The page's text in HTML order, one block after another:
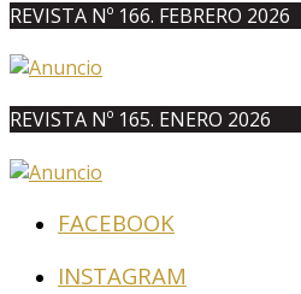
REVISTA Nº 166. FEBRERO 2026
REVISTA Nº 165. ENERO 2026
FACEBOOK
INSTAGRAM